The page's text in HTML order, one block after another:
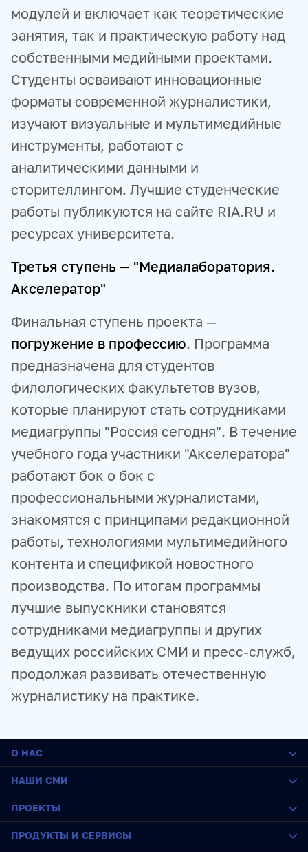
модулей и включает как теоретические
занятия, так и практическую работу над
собственными медийными проектами.
Студенты осваивают инновационные
форматы современной журналистики,
изучают визуальные и мультимедийные
инструменты, работают с
аналитическими данными и
сторителлингом. Лучшие студенческие
работы публикуются на сайте RIA.RU и
ресурсах университета.
Третья ступень — "Медиалаборатория.
Акселератор"
Финальная ступень проекта —
погружение в профессию. Программа
предназначена для студентов
филологических факультетов вузов,
которые планируют стать сотрудниками
медиагруппы "Россия сегодня". В течение
учебного года участники "Акселератора"
работают бок о бок с
профессиональными журналистами,
знакомятся с принципами редакционной
работы, технологиями мультимедийного
контента и спецификой новостного
производства. По итогам программы
лучшие выпускники становятся
сотрудниками медиагруппы и других
ведущих российских СМИ и пресс-служб,
продолжая развивать отечественную
журналистику на практике.
О НАС
История
Руководство
Стажировка
НАШИ СМИ
Sputnik
ИноСМИ
ПРОЕКТЫ
Конкурс имени Стенина
ПРОДУКТЫ И СЕРВИСЫ